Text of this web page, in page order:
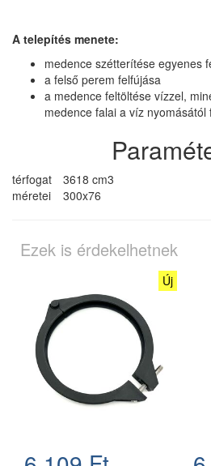
A telepítés menete:
medence szétterítése egyenes
a felső perem felfújása
a medence feltöltése vízzel,
medence falai a víz nyomásától
térfogat
3618 cm3
méretei
300x76
Ezek is érdekelhetnek
Új